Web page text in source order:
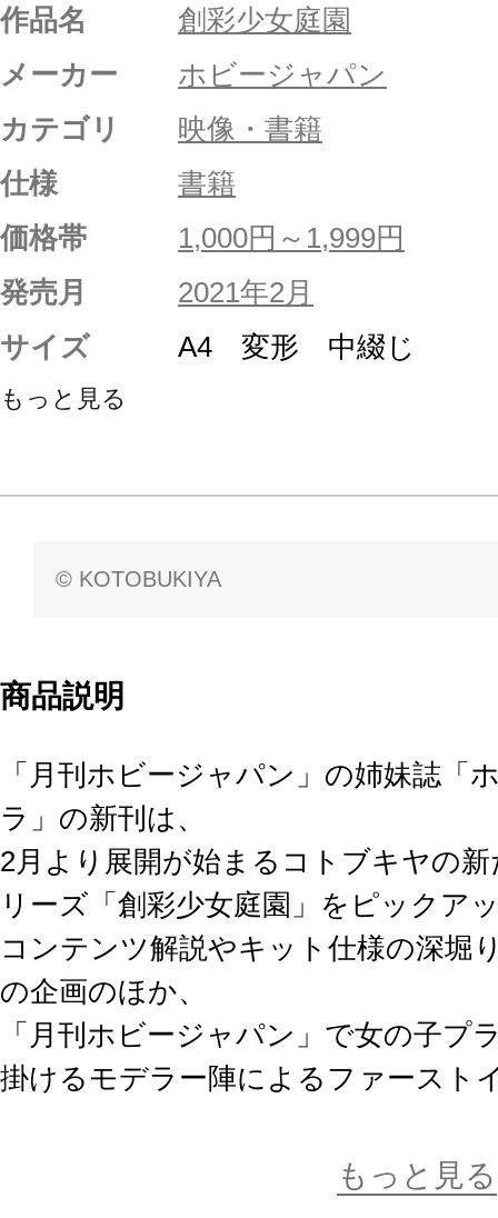
作品名
創彩少女庭園
メーカー
ホビージャパン
カテゴリ
映像・書籍
仕様
書籍
価格帯
1,000円～1,999円
発売月
2021年2月
サイズ
A4 変形 中綴じ
もっと見る
© KOTOBUKIYA
商品説明
「月刊ホビージャパン」の姉妹誌「
ラ」の新刊は、
2月より展開が始まるコトブキヤの
リーズ「創彩少女庭園」をピックア
コンテンツ解説やキット仕様の深堀
の企画のほか、
「月刊ホビージャパン」で女の子プ
掛けるモデラー陣によるファースト
また特別付録として特製瞳デカール
もっと見る